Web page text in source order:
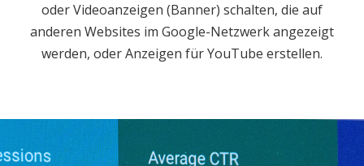
oder Videoanzeigen (Banner) schalten, die auf
anderen Websites im Google-Netzwerk angezeigt
werden, oder Anzeigen für YouTube erstellen.